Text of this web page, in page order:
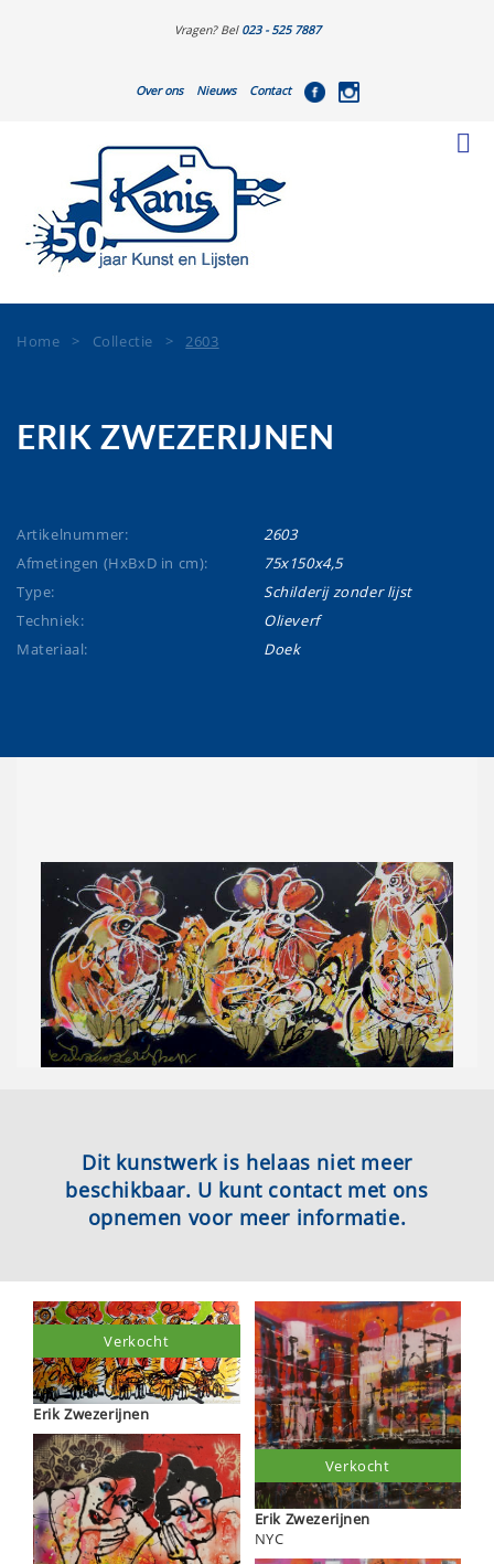
Vragen? Bel 023 - 525 7887
Over ons Nieuws Contact
Home > Collectie >2603
ERIK ZWEZERIJNEN
Artikelnummer:
2603
Afmetingen (HxBxD in cm):
75x150x4,5
Type:
Schilderij zonder lijst
Techniek:
Olieverf
Materiaal:
Doek
Dit kunstwerk is helaas niet meer
beschikbaar. U kunt contact met ons
opnemen voor meer informatie.
Erik Zwezerijnen
Verkocht
Erik Zwezerijnen
NYC
Verkocht